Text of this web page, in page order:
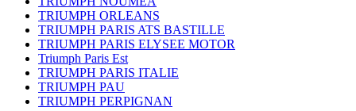
TRIUMPH ORLEANS
TRIUMPH PARIS ATS BASTILLE
TRIUMPH PARIS ELYSEE MOTOR
Triumph Paris Est
TRIUMPH PARIS ITALIE
TRIUMPH PAU
TRIUMPH PERPIGNAN